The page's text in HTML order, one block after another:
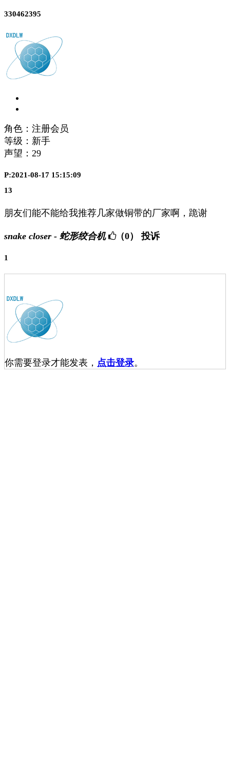
330462395
角色：注册会员
等级：新手
声望： 29
P:2021-08-17 15:15:09
13
朋友们能不能给我推荐几家做铜带的厂家啊，跪谢
snake closer - 蛇形绞合机 （0） 投诉
1
你需要登录才能发表， 点击登录。